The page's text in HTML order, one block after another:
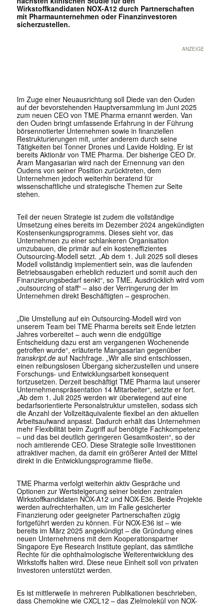
Wirkstoffkandidaten NOX-A12 durch Partnerschaften
mit Pharmaunternehmen oder Finanzinvestoren
sicherzustellen.
ANZEIGE
Im Zuge einer Neuausrichtung soll Diede van den Ouden
auf der bevorstehenden Hauptversammlung im Juni 2025
zum neuen CEO von TME Pharma ernannt werden. Van
den Ouden bringt umfassende Erfahrung in der Führung
börsennotierter Unternehmen sowie in finanziellen
Restrukturierungen mit, unter anderem durch seine
Tätigkeiten bei Tonner Drones und Lavide Holding. Er ist
bereits Aktionär von TME Pharma. Der bisherige CEO Dr.
Aram Mangasarian wird nach der Ernennung van den
Oudens von seiner Position zurücktreten, dem
Unternehmen jedoch weiterhin beratend für
wissenschaftliche und strategische Themen zur Seite
stehen.
Teil der neuen Strategie ist zudem die vollständige
Umsetzung eines bereits im Dezember 2024 angekündigten
Kostensenkungsprogramms. Dieses sieht vor, das
Unternehmen zu einer schlankeren Organisation
umzubauen, die primär auf ein kosteneffizientes
Outsourcing-Modell setzt. „Ab dem 1. Juli 2025 soll dieses
Modell vollständig implementiert sein, was die laufenden
Betriebsausgaben erheblich reduziert und somit auch den
Finanzierungsbedarf senkt“, so TME. Ausdrücklich wird vom
„outsourcing of staff“ – also der Verringerung der im
Unternehmen direkt Beschäftigten – gesprochen.
„Die Umstellung auf ein Outsourcing-Modell wird von
unserem Team bei TME Pharma bereits seit Ende letzten
Jahres vorbereitet – auch wenn die endgültige
Entscheidung dazu erst am vergangenen Wochenende
getroffen wurde“, erläuterte Mangasarian gegenüber
transkript.deauf Nachfrage. „Wir alle sind entschlossen,
einen reibungslosen Übergang sicherzustellen und unsere
Forschungs- und Entwicklungsarbeit konsequent
fortzusetzen. Derzeit beschäftigt TME Pharma laut unserer
Unternehmenspräsentation 14 Mitarbeiter“, setzte er fort.
„Ab dem 1. Juli 2025 werden wir überwiegend auf eine
bedarfsorientierte Personalstruktur umstellen, sodass sich
die Anzahl der Vollzeitäquivalente flexibel an den aktuellen
Arbeitsaufwand anpasst. Dadurch erhält das Unternehmen
mehr Flexibilität beim Zugriff auf benötigte Fachkompetenz
– und das bei deutlich geringeren Gesamtkosten“, so der
noch amtierende CEO. Diese Strategie solle Investitionen
attraktiver machen, da damit ein größerer Anteil der Mittel
direkt in die Entwicklungsprogramme fließe.
TME Pharma verfolgt weiterhin aktiv Gespräche und
Optionen zur Wertsteigerung seiner beiden zentralen
Wirkstoffkandidaten NOX-A12 und NOX-E36. Beide Projekte
werden aufrechterhalten, um im Falle gesicherter
Finanzierung oder geeigneter Partnerschaften zügig
fortgeführt werden zu können. Für NOX-E36 ist – wie
bereits im März 2025 angekündigt – die Gründung eines
neuen Unternehmens mit dem Kooperationspartner
Singapore Eye Research Institute geplant, das sämtliche
Rechte für die ophthalmologische Weiterentwicklung des
Wirkstoffs halten wird. Diese neue Einheit soll von privaten
Investoren unterstützt werden.
Es ist mittlerweile in mehreren Publikationen beschrieben,
dass Chemokine wie CXCL12 – das Zielmolekül von NOX-